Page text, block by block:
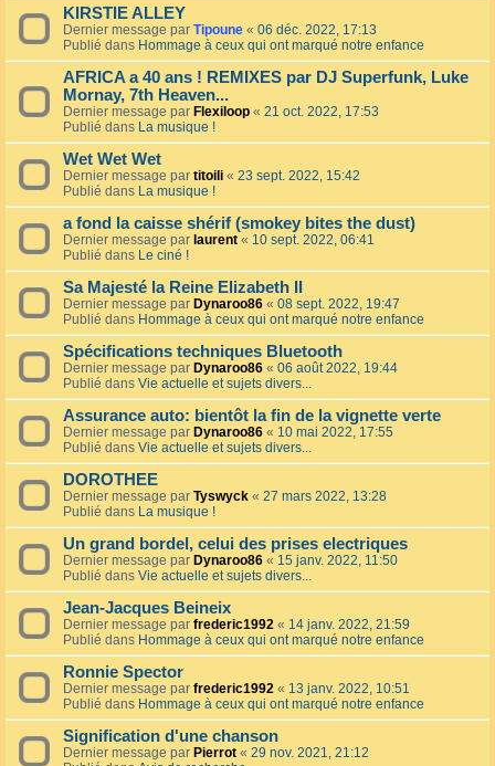
KIRSTIE ALLEY
Dernier message par Tipoune « 06 déc. 2022, 17:13
Publié dans Hommage à ceux qui ont marqué notre enfance
AFRICA a 40 ans ! REMIXES par DJ Superfunk, Luke
Mornay, 7th Heaven...
Dernier message par Flexiloop « 21 oct. 2022, 17:53
Publié dans La musique !
Wet Wet Wet
Dernier message par titoili « 23 sept. 2022, 15:42
Publié dans La musique !
a fond la caisse shérif (smokey bites the dust)
Dernier message par laurent « 10 sept. 2022, 06:41
Publié dans Le ciné !
Sa Majesté la Reine Elizabeth II
Dernier message par Dynaroo86 « 08 sept. 2022, 19:47
Publié dans Hommage à ceux qui ont marqué notre enfance
Spécifications techniques Bluetooth
Dernier message par Dynaroo86 « 06 août 2022, 19:44
Publié dans Vie actuelle et sujets divers...
Assurance auto: bientôt la fin de la vignette verte
Dernier message par Dynaroo86 « 10 mai 2022, 17:55
Publié dans Vie actuelle et sujets divers...
DOROTHEE
Dernier message par Tyswyck « 27 mars 2022, 13:28
Publié dans La musique !
Un grand bordel, celui des prises electriques
Dernier message par Dynaroo86 « 15 janv. 2022, 11:50
Publié dans Vie actuelle et sujets divers...
Jean-Jacques Beineix
Dernier message par frederic1992 « 14 janv. 2022, 21:59
Publié dans Hommage à ceux qui ont marqué notre enfance
Ronnie Spector
Dernier message par frederic1992 « 13 janv. 2022, 10:51
Publié dans Hommage à ceux qui ont marqué notre enfance
Signification d'une chanson
Dernier message par Pierrot « 29 nov. 2021, 21:12